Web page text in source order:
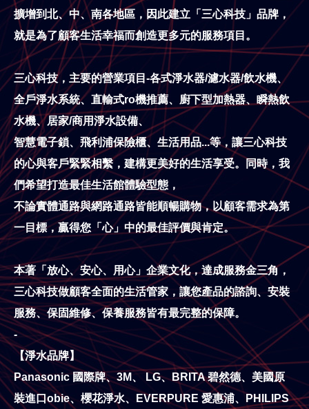
擴增到北、中、南各地區，因此建立「三心科技」品牌，
就是為了顧客生活幸福而創造更多元的服務項目。
三心科技，主要的營業項目-各式淨水器/濾水器/飲水機、
全戶淨水系統、直輸式ro機推薦、 廚下型加熱器、瞬熱飲
水機、居家/商用淨水設備、
智慧電子鎖、飛利浦保險櫃、生活用品...等， 讓三心科技
的心與客戶緊緊相繫，建構更美好的生活享受。同時，我
們希望打造最佳生活館體驗型態，
不論實體通路與網路通路皆能順暢購物，以顧客需求為第
一目標，贏得您「心」中的最佳評價與肯定。
本著「放心、安心、用心」企業文化，達成服務金三角，
三心科技做顧客全面的生活管家，讓您產品的諮詢、安裝
服務、保固維修、保養服務皆有最完整的保障。
-
【淨水品牌】
Panasonic 國際牌、3M、 LG、BRITA 碧然德、美國原
裝進口obie、櫻花淨水、EVERPURE 愛惠浦、PHILIPS